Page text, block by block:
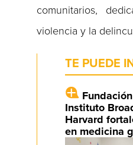
comunitarios,
violencia y la
TE PUEDE
Instituto
Harvard
en medicina